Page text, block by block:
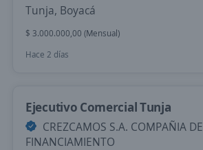
Tunja, Boyacá
$ 3.000.000,00 (Mensual)
Hace 2 días
Ejecutivo Comercial Tunja
CREZCAMOS S.A. COMPAÑIA DE
FINANCIAMIENTO